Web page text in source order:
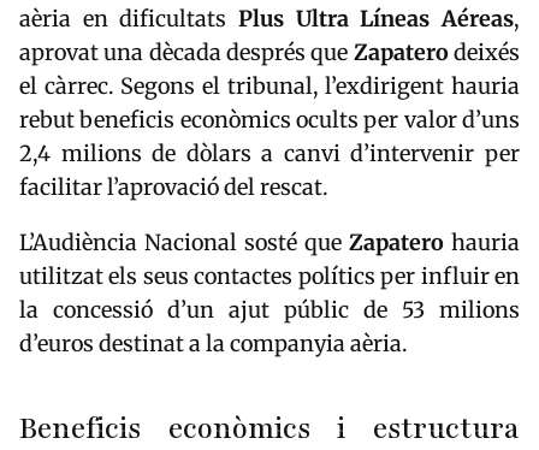
aèria en dificultats Plus Ultra Líneas Aéreas,
aprovat una dècada després que Zapaterodeixés
el càrrec. Segons el tribunal, l’exdirigent hauria
rebut beneficis econòmics ocults per valor d’uns
2,4 milions de dòlars a canvi d’intervenir per
facilitar l’aprovació del rescat.
L’Audiència Nacional sosté que Zapatero hauria
utilitzat els seus contactes polítics per influir en
la concessió d’un ajut públic de 53 milions
d’euros destinat a la companyia aèria.
Beneficis econòmics i estructura